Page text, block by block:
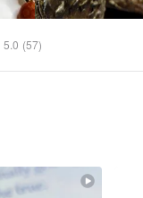
5.0 (57)